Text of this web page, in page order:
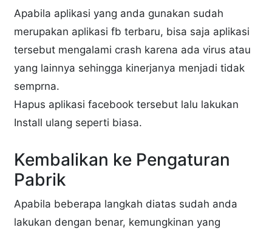
Apabila aplikasi yang anda gunakan sudah
merupakan aplikasi fb terbaru, bisa saja aplikasi
tersebut mengalami crash karena ada virus atau
yang lainnya sehingga kinerjanya menjadi tidak
semprna.
Hapus aplikasi facebook tersebut lalu lakukan
Install ulang seperti biasa.
Kembalikan ke Pengaturan
Pabrik
Apabila beberapa langkah diatas sudah anda
lakukan dengan benar, kemungkinan yang